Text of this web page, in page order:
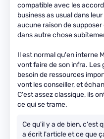
compatible avec les
business as usual dans
aucune raison de
dans autre chose
Il est normal qu'en interne
vont faire de son infra.
besoin de ressources
vont les conseiller, et
C'est assez classique, ils
ce qui se trame.
Ce qu'il y a de bien, c'est
a écrit l'article et ce que